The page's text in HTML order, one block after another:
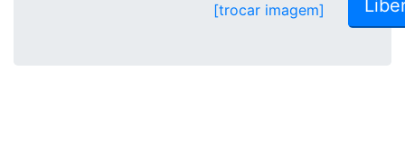
[trocar imagem]